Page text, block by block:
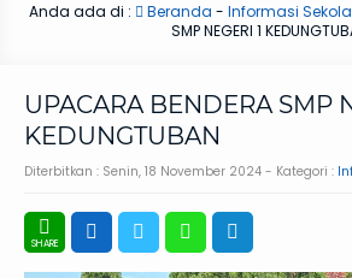
Anda ada di : Beranda - Informasi
SMP NEGERI 1
UPACARA BENDERA SMP
KEDUNGTUBAN
Diterbitkan : Senin, 18 November 2024 - Kategori :